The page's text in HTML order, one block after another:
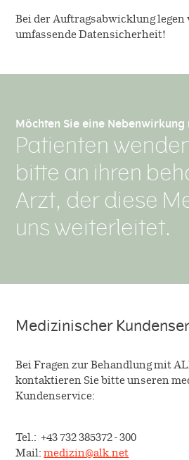
Bei der Auftragsabwicklung
umfassende Datensicherheit!
Möchten Sie eine Nebenwirkung
Patienten
bitte an ihren
Arzt, der diese
uns weiterleitet.
Medizinischer
Bei Fragen zur Behandlung mit
kontaktieren Sie bitte unseren
Kundenservice:
Tel.: +43 732 385372 - 300
Mail:medizin@alk.net